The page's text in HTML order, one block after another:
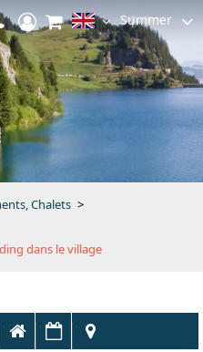
Summer
Chalets >
dans le village